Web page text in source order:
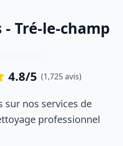
Tré-le-champ
4.8/5 (1,725 avis)
sur nos services de
professionnel